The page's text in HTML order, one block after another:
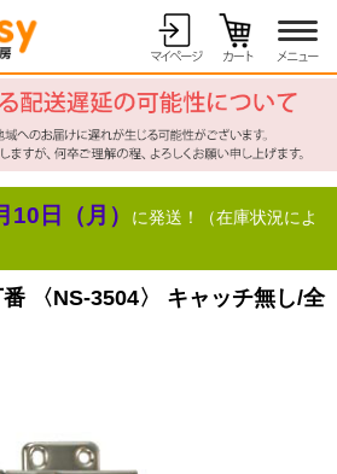
10日（月）
に発送！（在庫状況によ
〈NS-3504〉 キャッチ無し/全